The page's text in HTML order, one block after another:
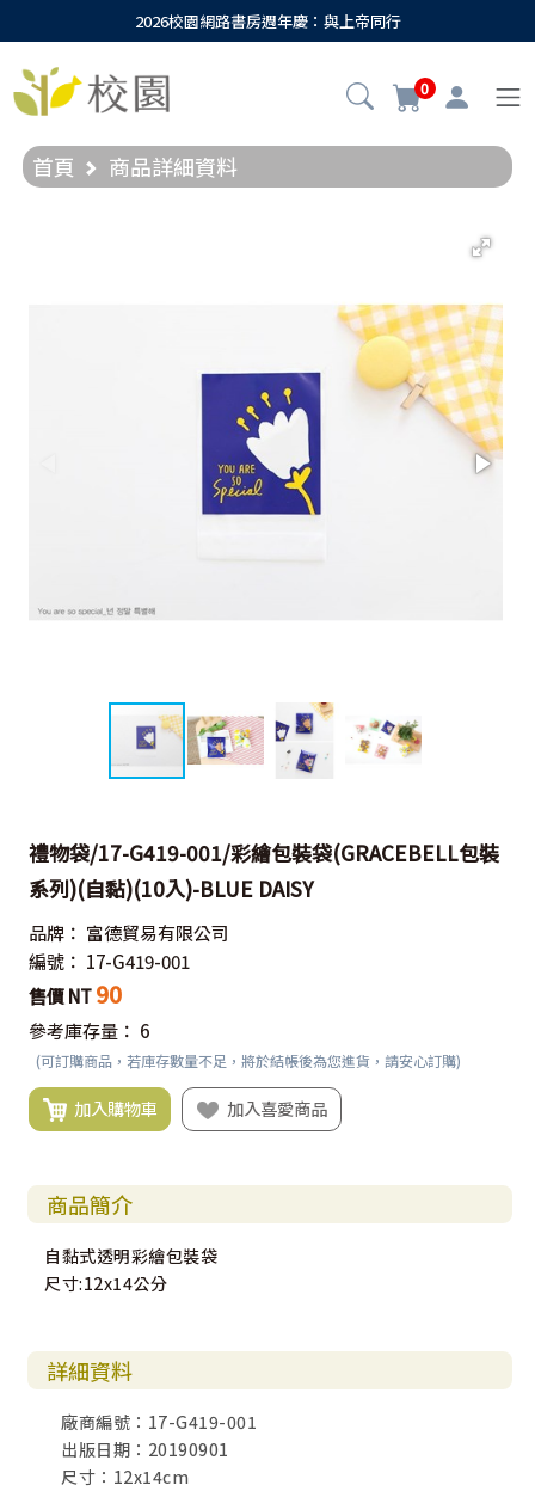
2026校園網路書房週年慶：與上帝同行
0
首頁 商品詳細資料
禮物袋/17-G419-001/彩繪包裝袋(GRACEBELL包裝
系列)(自黏)(10入)-BLUE DAISY
品牌： 富德貿易有限公司
編號： 17-G419-001
售價 NT 90
參考庫存量： 6
(可訂購商品，若庫存數量不足，將於結帳後為您進貨，請安心訂購)
加入購物車 加入喜愛商品
商品簡介
自黏式透明彩繪包裝袋
尺寸:12x14公分
詳細資料
廠商編號：17-G419-001
出版日期：20190901
尺寸：12x14cm